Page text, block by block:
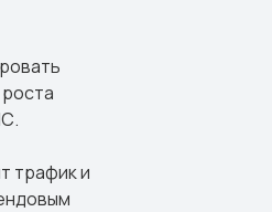
трафик и